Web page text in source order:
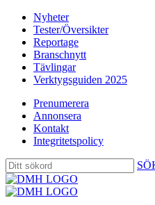
Nyheter
Tester/Översikter
Reportage
Branschnytt
Tävlingar
Verktygsguiden 2025
Prenumerera
Annonsera
Kontakt
Integritetspolicy